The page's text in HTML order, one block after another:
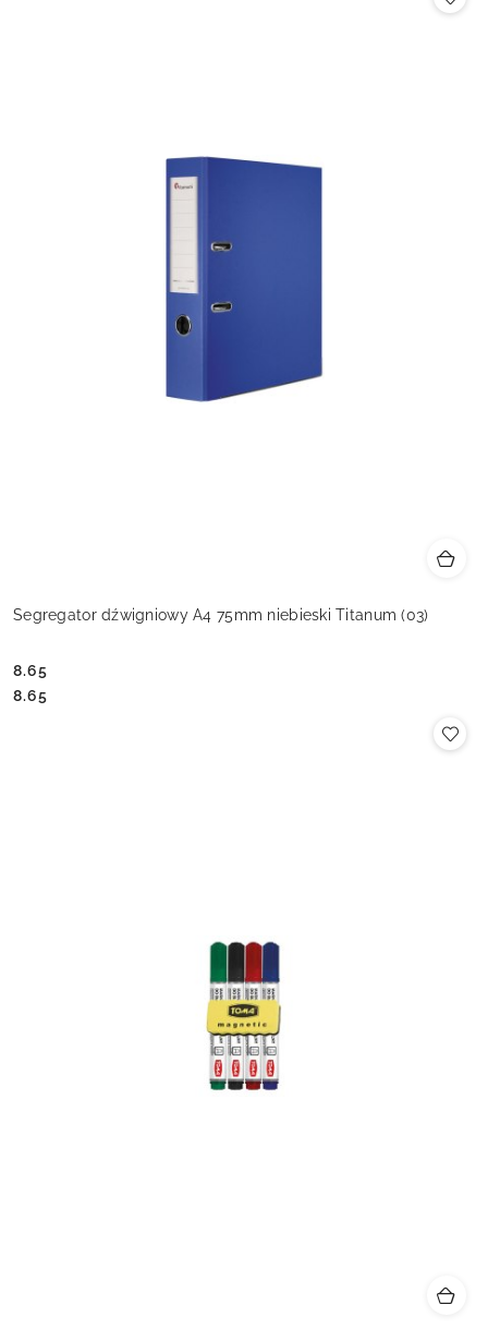
Segregator dźwigniowy A4 75mm niebieski Titanum (03)
Cena:
8.65
Cena:
8.65